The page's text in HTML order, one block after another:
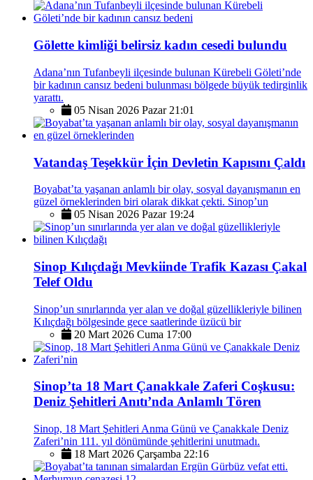
Gölette kimliği belirsiz kadın cesedi bulundu
Adana’nın Tufanbeyli ilçesinde bulunan Kürebeli Göleti’nde
bir kadının cansız bedeni bulunması bölgede büyük tedirginlik
yarattı.
05 Nisan 2026 Pazar 21:01
Vatandaş Teşekkür İçin Devletin Kapısını Çaldı
Boyabat’ta yaşanan anlamlı bir olay, sosyal dayanışmanın en
güzel örneklerinden biri olarak dikkat çekti. Sinop’un
05 Nisan 2026 Pazar 19:24
Sinop Kılıçdağı Mevkiinde Trafik Kazası Çakal
Telef Oldu
Sinop’un sınırlarında yer alan ve doğal güzellikleriyle bilinen
Kılıçdağı bölgesinde gece saatlerinde üzücü bir
20 Mart 2026 Cuma 17:00
Sinop’ta 18 Mart Çanakkale Zaferi Coşkusu:
Deniz Şehitleri Anıtı’nda Anlamlı Tören
Sinop, 18 Mart Şehitleri Anma Günü ve Çanakkale Deniz
Zaferi’nin 111. yıl dönümünde şehitlerini unutmadı.
18 Mart 2026 Çarşamba 22:16